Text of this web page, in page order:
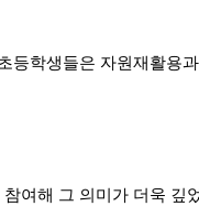
학생들은 자원재활용
여해 그 의미가 더욱 깊